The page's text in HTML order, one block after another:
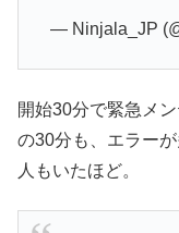
— Ninjala_JP
開始30分で緊急メ
の30分も、エラー
人もいたほど。